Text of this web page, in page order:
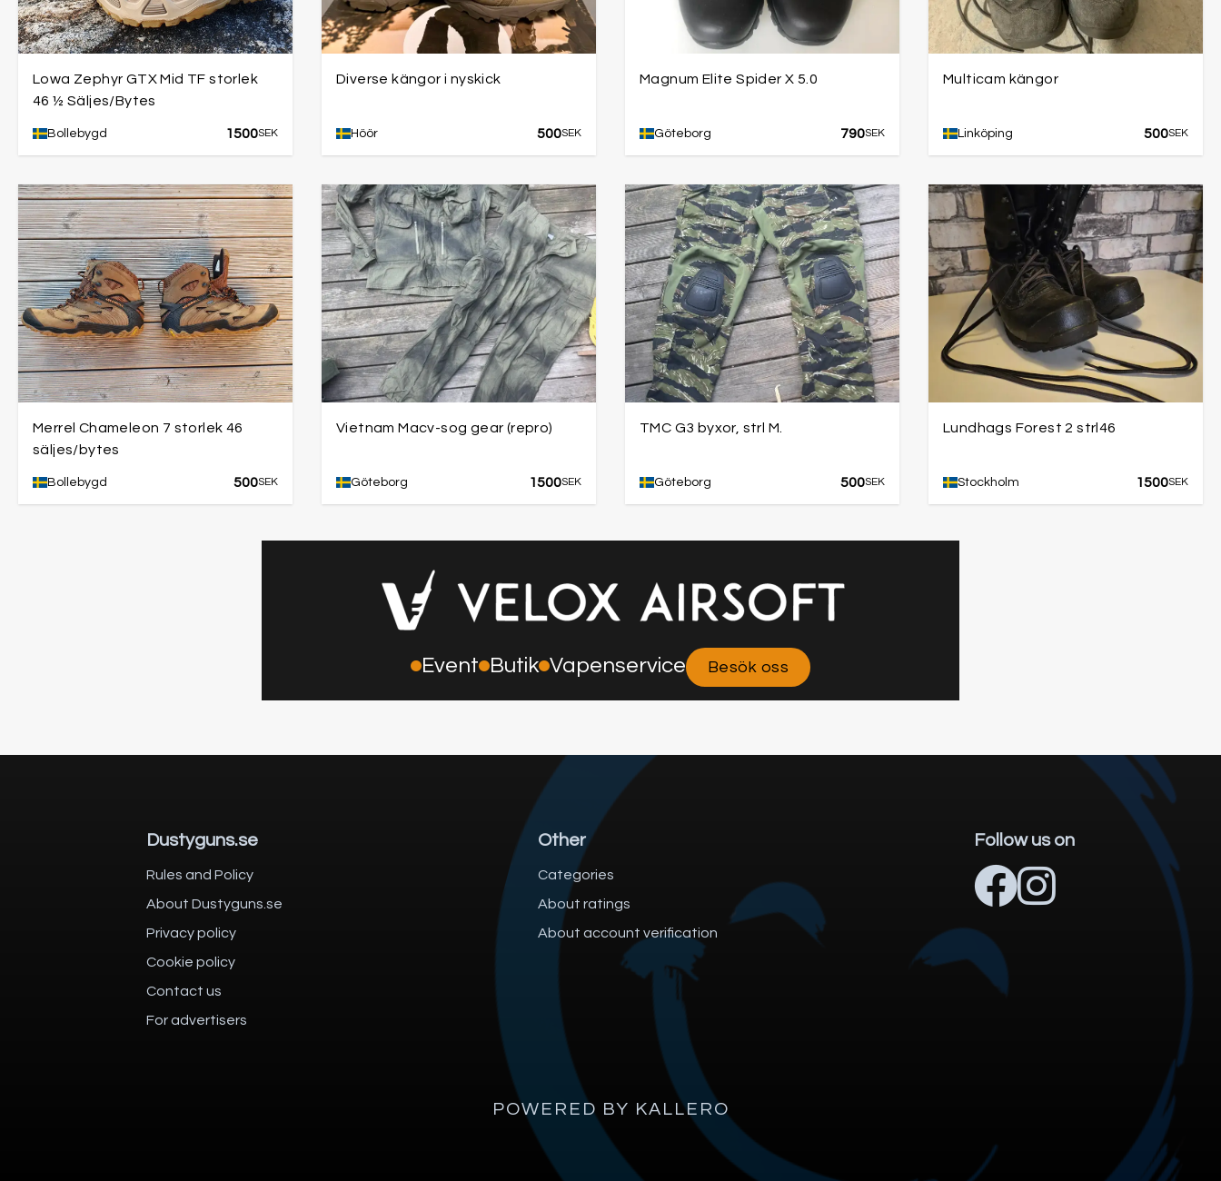
Lowa Zephyr GTX Mid TF storlek
46 ½ Säljes/Bytes
Bollebygd 1500SEK
Diverse kängor i nyskick
Höör 500SEK
Magnum Elite Spider X 5.0
Göteborg 790SEK
Multicam kängor
Linköping 500SEK
Merrel Chameleon 7 storlek 46
säljes/bytes
Bollebygd 500SEK
Vietnam Macv-sog gear (repro)
Göteborg 1500SEK
TMC G3 byxor, strl M.
Göteborg 500SEK
Lundhags Forest 2 strl46
Stockholm 1500SEK
Event Butik Vapenservice Besök oss
Dustyguns.se
Rules and Policy
About Dustyguns.se
Privacy policy
Cookie policy
Contact us
For advertisers
Other
Categories
About ratings
About account verification
Follow us on
POWERED BY KALLERO